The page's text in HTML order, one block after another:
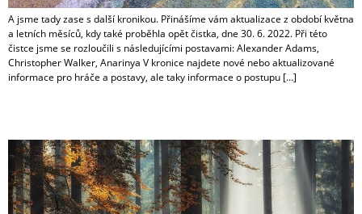
A jsme tady zase s další kronikou. Přinášíme vám aktualizace z období května
a letních měsíců, kdy také proběhla opět čistka, dne 30. 6. 2022. Při této
čistce jsme se rozloučili s následujícími postavami: Alexander Adams,
Christopher Walker, Anarinya V kronice najdete nové nebo aktualizované
informace pro hráče a postavy, ale taky informace o postupu […]